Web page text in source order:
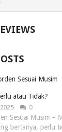
atau Tidak?
0
Sesuai Musim –
bertanya, perlu